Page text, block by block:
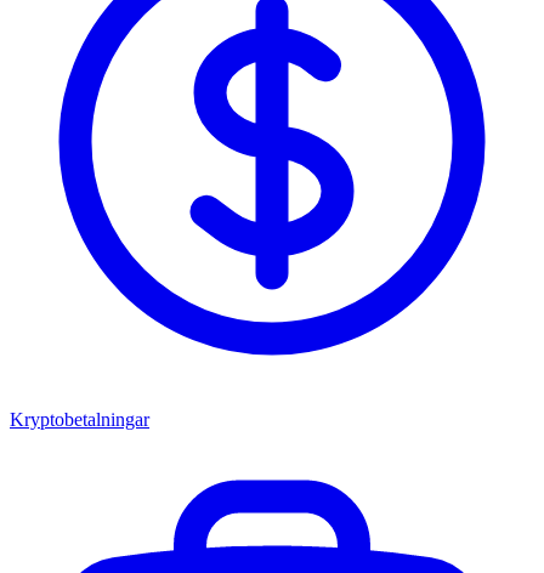
Kryptobetalningar